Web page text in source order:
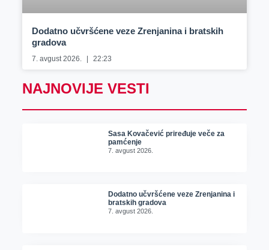
Dodatno učvršćene veze Zrenjanina i bratskih
gradova
7. avgust 2026. 22:23
NAJNOVIJE VESTI
Sasa Kovačević priređuje veče za
pamćenje
7. avgust 2026.
Dodatno učvršćene veze Zrenjanina i
bratskih gradova
7. avgust 2026.